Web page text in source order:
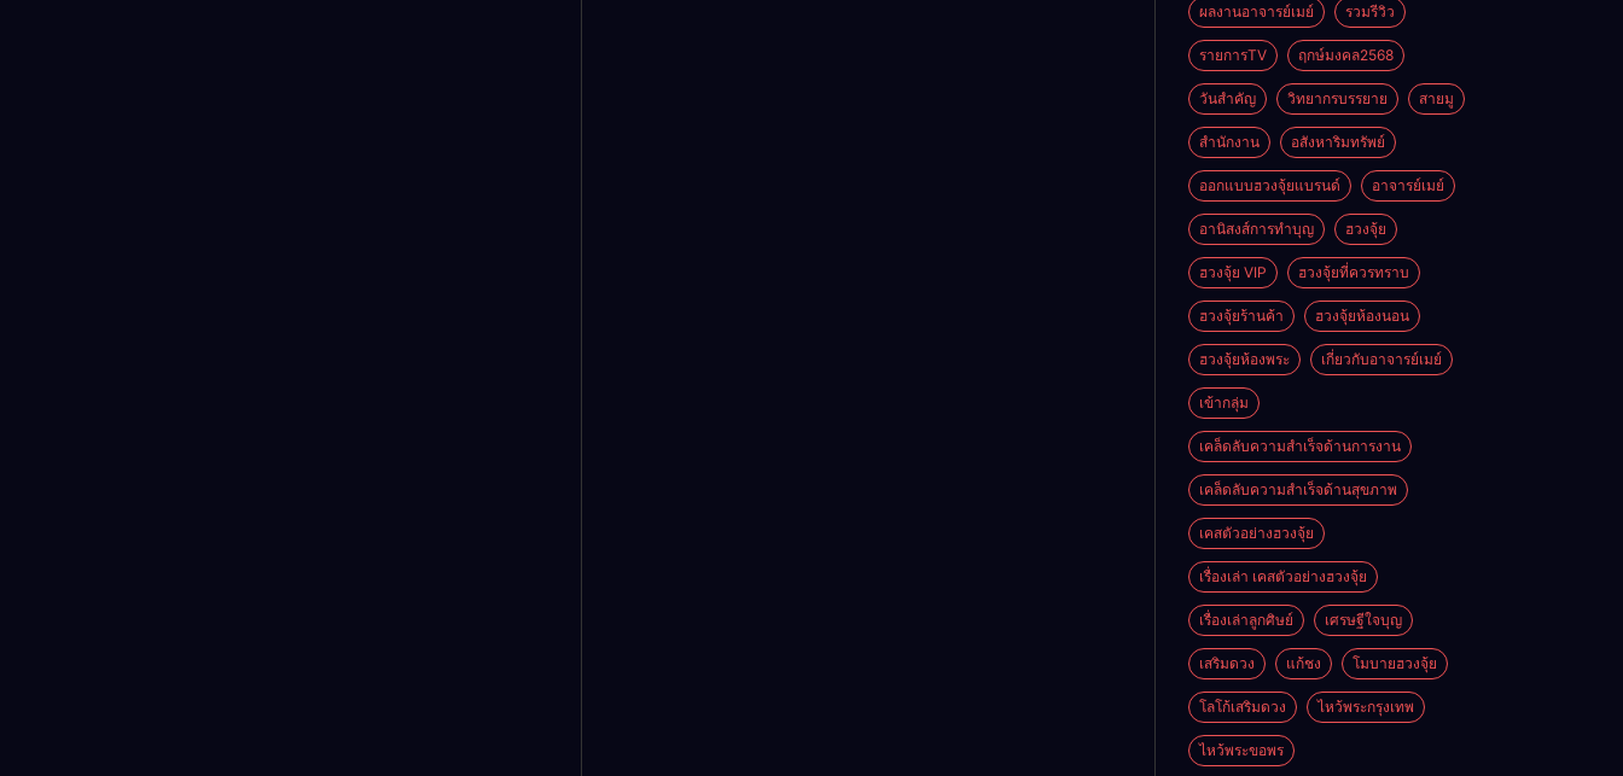
ผลงานอาจารย์เมย์ รวมรีวิว
รายการTV ฤกษ์มงคล2568
วันสำคัญ วิทยากรบรรยาย สายมู
สำนักงาน อสังหาริมทรัพย์
ออกแบบฮวงจุ้ยแบรนด์ อาจารย์เมย์
อานิสงส์การทำบุญ ฮวงจุ้ย
ฮวงจุ้ย VIP ฮวงจุ้ยที่ควรทราบ
ฮวงจุ้ยร้านค้า ฮวงจุ้ยห้องนอน
ฮวงจุ้ยห้องพระ เกี่ยวกับอาจารย์เมย์
เข้ากลุ่ม
เคล็ดลับความสำเร็จด้านการงาน
เคล็ดลับความสำเร็จด้านสุขภาพ
เคสตัวอย่างฮวงจุ้ย
เรื่องเล่า เคสตัวอย่างฮวงจุ้ย
เรื่องเล่าลูกศิษย์ เศรษฐีใจบุญ
เสริมดวง แก้ชง โมบายฮวงจุ้ย
โลโก้เสริมดวง ไหว้พระกรุงเทพ
ไหว้พระขอพร